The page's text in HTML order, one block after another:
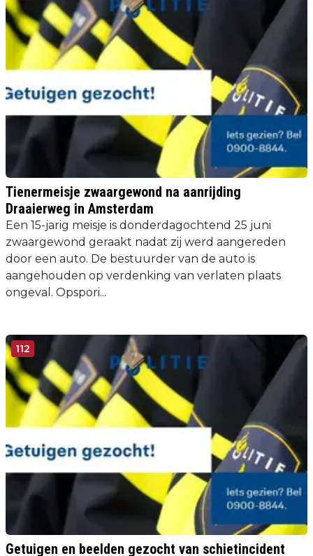
Tienermeisje zwaargewond na aanrijding
Draaierweg in Amsterdam
Een 15-jarig meisje is donderdagochtend 25 juni
zwaargewond geraakt nadat zij werd aangereden
door een auto. De bestuurder van de auto is
aangehouden op verdenking van verlaten plaats
ongeval. Opspori...
112
Getuigen en beelden gezocht van schietincident